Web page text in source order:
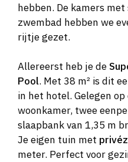
hebben. De kamers
zwembad hebben we
rijtje gezet.
Allereerst heb je de
Pool. Met 38 m² is dit
in het hotel. Gelegen
woonkamer, twee
slaapbank van 1,35 m
Je eigen tuin met
meter. Perfect voor